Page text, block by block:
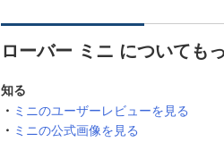
ローバー ミニ についても
知る
ミニのユーザーレビューを見る
ミニの公式画像を見る